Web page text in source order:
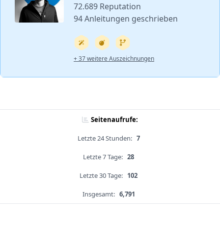
72.689 Reputation
94 Anleitungen geschrieben
+ 37 weitere Auszeichnungen
Seitenaufrufe:
Letzte 24 Stunden: 7
Letzte 7 Tage: 28
Letzte 30 Tage: 102
Insgesamt: 6,791